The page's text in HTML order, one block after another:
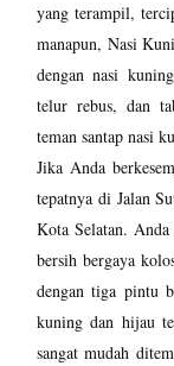
yang terampil,
manapun, Nasi
dengan nasi
telur rebus, dan
teman santap nasi
Jika Anda
tepatnya di Jalan
Kota Selatan.
bersih bergaya
dengan tiga pintu
kuning dan hijau
sangat mudah